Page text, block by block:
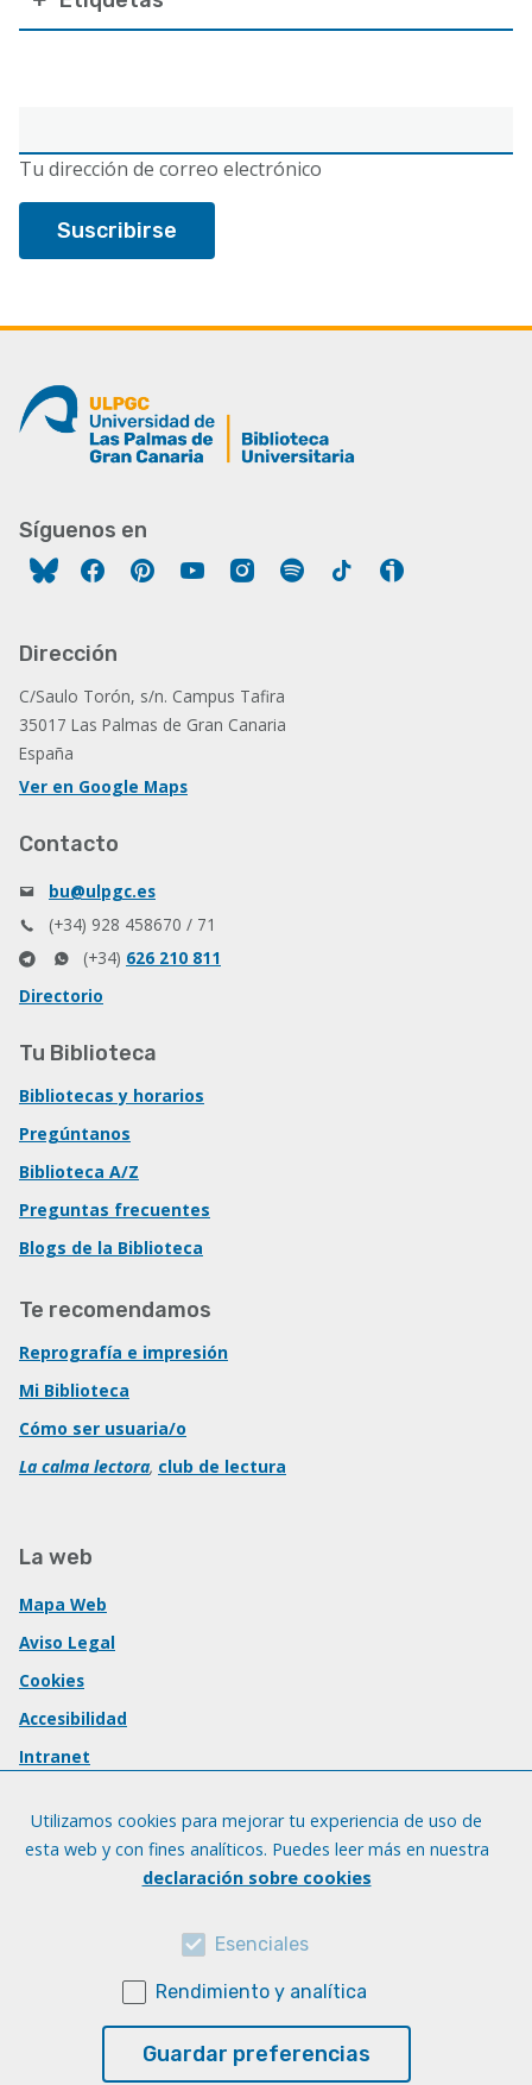
electrónico
Tu dirección de correo electrónico
Síguenos en
FacebookPinterestYouTubeInstagram
Spotify Tiktok
Dirección
C/Saulo Torón, s/n. Campus Tafira
35017 Las Palmas de Gran Canaria
España
Ver en Google Maps
Contacto
bu@ulpgc.es
(+34) 928 458670 / 71
(+34) 626 210 811
Directorio
Tu Biblioteca
Bibliotecas y horarios
Pregúntanos
Biblioteca A/Z
Preguntas frecuentes
Blogs de la Biblioteca
Te recomendamos
Reprografía e impresión
Mi Biblioteca
Cómo ser usuaria/o
La calma lectora, club de lectura
La web
Mapa Web
Aviso Legal
Cookies
Accesibilidad
Intranet
Utilizamos cookies para mejorar tu experiencia de uso de
esta web y con fines analíticos. Puedes leer más en nuestra
declaración sobre cookies
Esenciales
Rendimiento y analítica
Guardar preferencias